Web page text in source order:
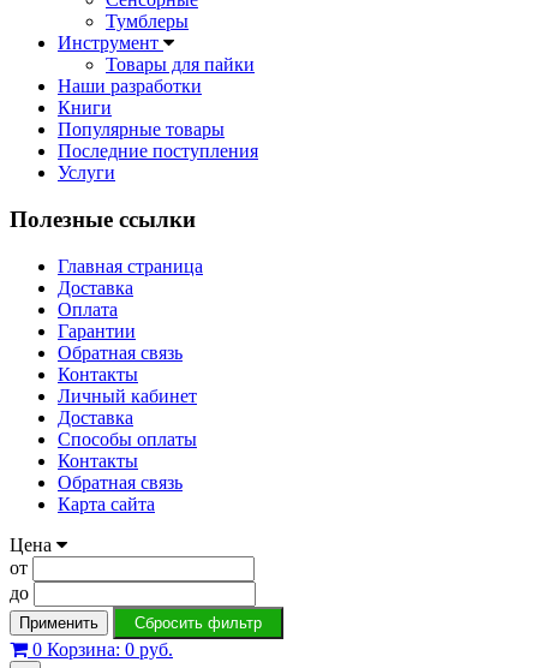
Тумблеры
Инструмент
Товары для пайки
Наши разработки
Книги
Популярные товары
Последние поступления
Услуги
Полезные ссылки
Главная страница
Доставка
Оплата
Гарантии
Обратная связь
Контакты
Личный кабинет
Доставка
Способы оплаты
Контакты
Обратная связь
Карта сайта
Цена
от
до
Применить Сбросить фильтр
0 Корзина: 0 руб.